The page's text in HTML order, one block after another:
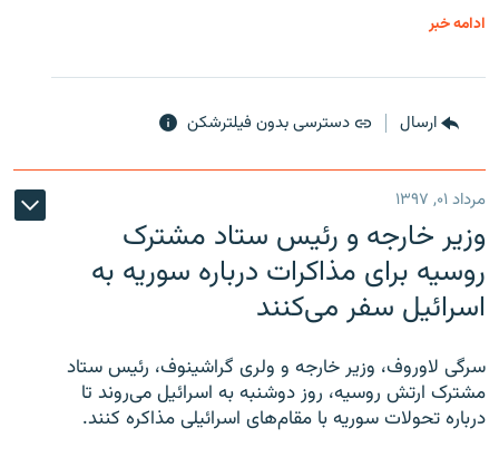
ادامه خبر
ارسال دسترسی بدون فیلترشکن
مرداد ۰۱, ۱۳۹۷
وزیر خارجه و رئیس‌ ستاد مشترک
روسیه برای مذاکرات درباره سوریه به
اسرائیل سفر می‌کنند
سرگی لاوروف، وزیر خارجه و ولری گراشینوف، رئیس ستاد
مشترک ارتش روسیه، روز دوشنبه به اسرائیل می‌روند تا
درباره تحولات سوریه با مقام‌های اسرائیلی مذاکره کنند.